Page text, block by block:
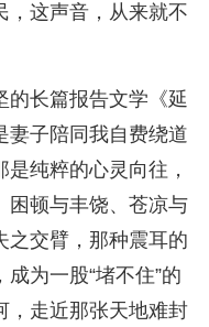
，这声音，从来就不
的长篇报告文学《延
妻子陪同我自费绕道
纯粹的心灵向往，
困顿与丰饶、苍凉与
之交臂，那种震耳的
为一股“堵不住”的
，走近那张天地难封